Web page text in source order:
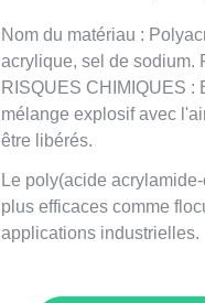
Nom du matériau :
acrylique, sel de sodium.
RISQUES CHIMIQUES :
mélange explosif avec
être libérés.
Le poly(acide
plus efficaces comme
applications industrielles.